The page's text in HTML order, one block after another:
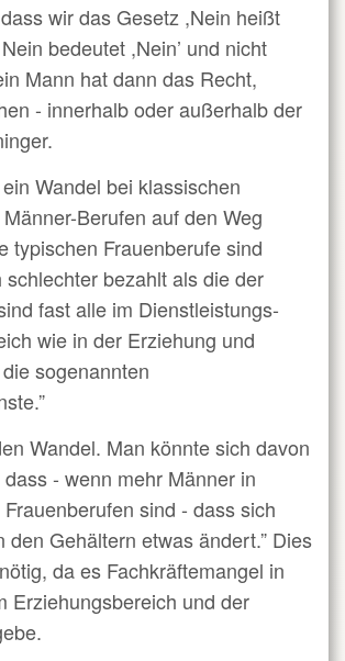
wir das Gesetz ,Nein heißt
bedeutet ,Nein’ und nicht
Mann hat dann das Recht,
- innerhalb oder außerhalb der
Wandel bei klassischen
Berufen auf den Weg
typischen Frauenberufe sind
schlechter bezahlt als die der
fast alle im Dienstleistungs-
wie in der Erziehung und
sogenannten
Wandel. Man könnte sich davon
- wenn mehr Männer in
sind - dass sich
den Gehältern etwas ändert.” Dies
da es Fachkräftemangel in
Erziehungsbereich und der